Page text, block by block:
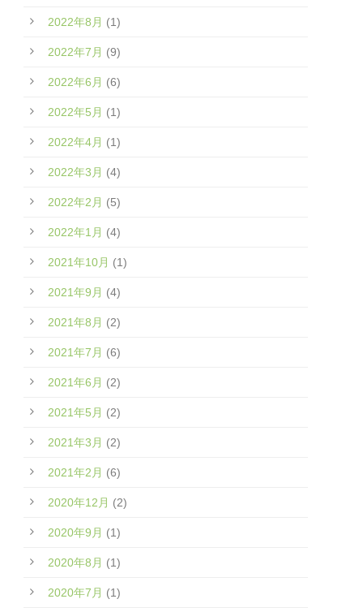
2022年8月 (1)
2022年7月 (9)
2022年6月 (6)
2022年5月 (1)
2022年4月 (1)
2022年3月 (4)
2022年2月 (5)
2022年1月 (4)
2021年10月 (1)
2021年9月 (4)
2021年8月 (2)
2021年7月 (6)
2021年6月 (2)
2021年5月 (2)
2021年3月 (2)
2021年2月 (6)
2020年12月 (2)
2020年9月 (1)
2020年8月 (1)
2020年7月 (1)